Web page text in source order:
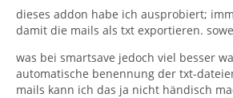
dieses addon habe ich ausprobiert;
damit die mails als txt exportieren.
was bei smartsave jedoch viel besser
automatische benennung der txt-
mails kann ich das ja nicht händisch